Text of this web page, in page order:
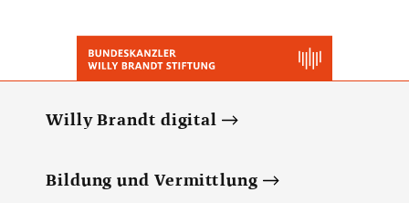
Willy Brandt digital
Bildung und Vermittlung